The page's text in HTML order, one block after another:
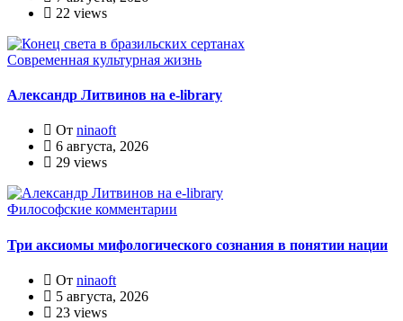
22 views
Современная культурная жизнь
Александр Литвинов на e-library
От ninaoft
6 августа, 2026
29 views
Философские комментарии
Три аксиомы мифологического сознания в понятии нации
От ninaoft
5 августа, 2026
23 views